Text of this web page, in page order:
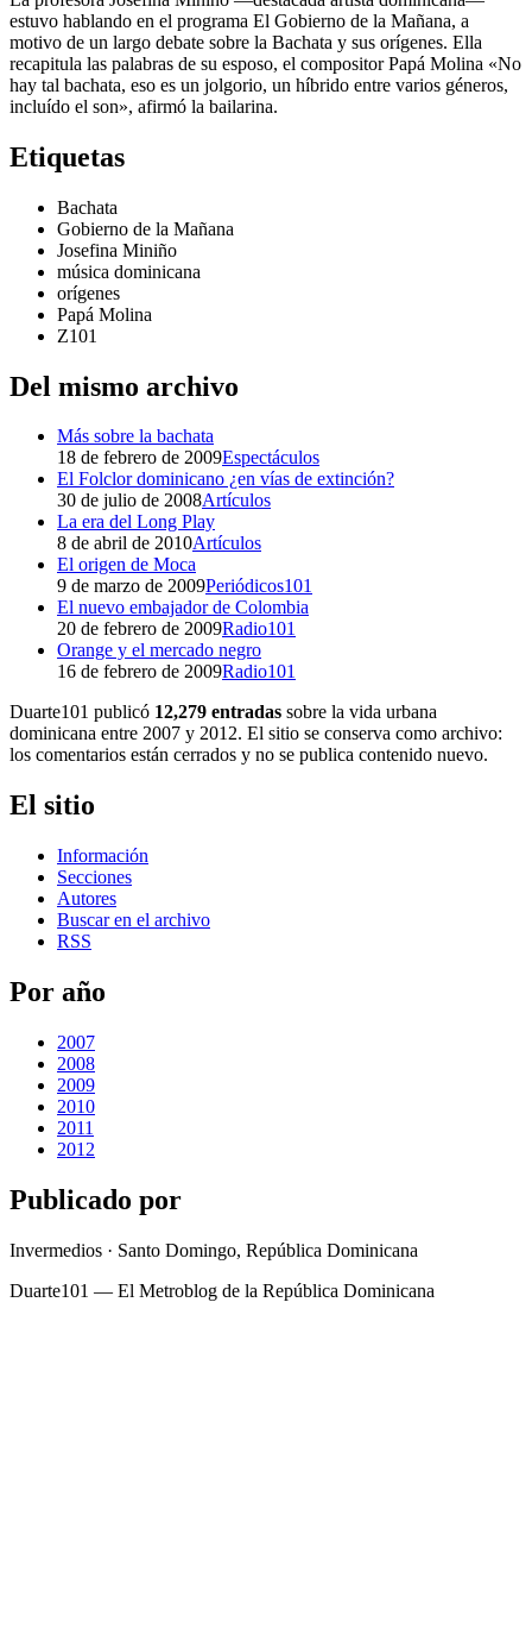
estuvo hablando en el programa El Gobierno de la Mañana, a
motivo de un largo debate sobre la Bachata y sus orígenes. Ella
recapitula las palabras de su esposo, el compositor Papá Molina «No
hay tal bachata, eso es un jolgorio, un híbrido entre varios géneros,
incluído el son», afirmó la bailarina.
Etiquetas
Bachata
Gobierno de la Mañana
Josefina Miniño
música dominicana
orígenes
Papá Molina
Z101
Del mismo archivo
Más sobre la bachata
18 de febrero de 2009Espectáculos
El Folclor dominicano ¿en vías de extinción?
30 de julio de 2008Artículos
La era del Long Play
8 de abril de 2010Artículos
El origen de Moca
9 de marzo de 2009Periódicos101
El nuevo embajador de Colombia
20 de febrero de 2009Radio101
Orange y el mercado negro
16 de febrero de 2009Radio101
Duarte101 publicó 12,279 entradas sobre la vida urbana
dominicana entre 2007 y 2012. El sitio se conserva como archivo:
los comentarios están cerrados y no se publica contenido nuevo.
El sitio
Información
Secciones
Autores
Buscar en el archivo
RSS
Por año
2007
2008
2009
2010
2011
2012
Publicado por
Invermedios · Santo Domingo, República Dominicana
Duarte101 — El Metroblog de la República Dominicana